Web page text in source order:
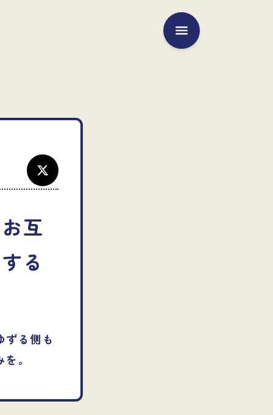
メニュー
互
る
ずる側も
。